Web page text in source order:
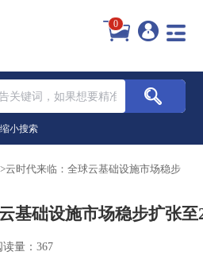
0
缩小搜索
>云时代来临：全球云基础设施市场稳步
基础设施市场稳步扩张至
读量：367